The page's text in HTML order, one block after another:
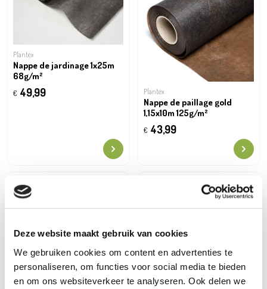
Deze website maakt gebruik van cookies
We gebruiken cookies om content en advertenties te
personaliseren, om functies voor social media te bieden
en om ons websiteverkeer te analyseren. Ook delen we
Plantex
Nappe de jardinage 1x25m
68g/m²
€ 49,99 Plantex
Nappe de paillage gold
1,15x10m 125g/m²
€ 43,99